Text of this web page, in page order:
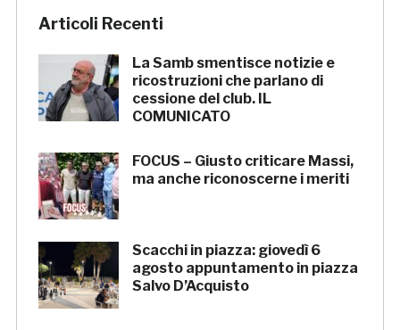
Articoli Recenti
La Samb smentisce notizie e
ricostruzioni che parlano di
cessione del club. IL
COMUNICATO
FOCUS – Giusto criticare Massi,
ma anche riconoscerne i meriti
Scacchi in piazza: giovedì 6
agosto appuntamento in piazza
Salvo D’Acquisto